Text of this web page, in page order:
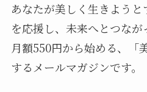
あなたが美しく生きよう
を応援し、未来へとつなが
月額550円から始める、「
するメールマガジンです。